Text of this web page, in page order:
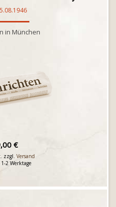
in München
€
zzgl. Versand
2 Werktage